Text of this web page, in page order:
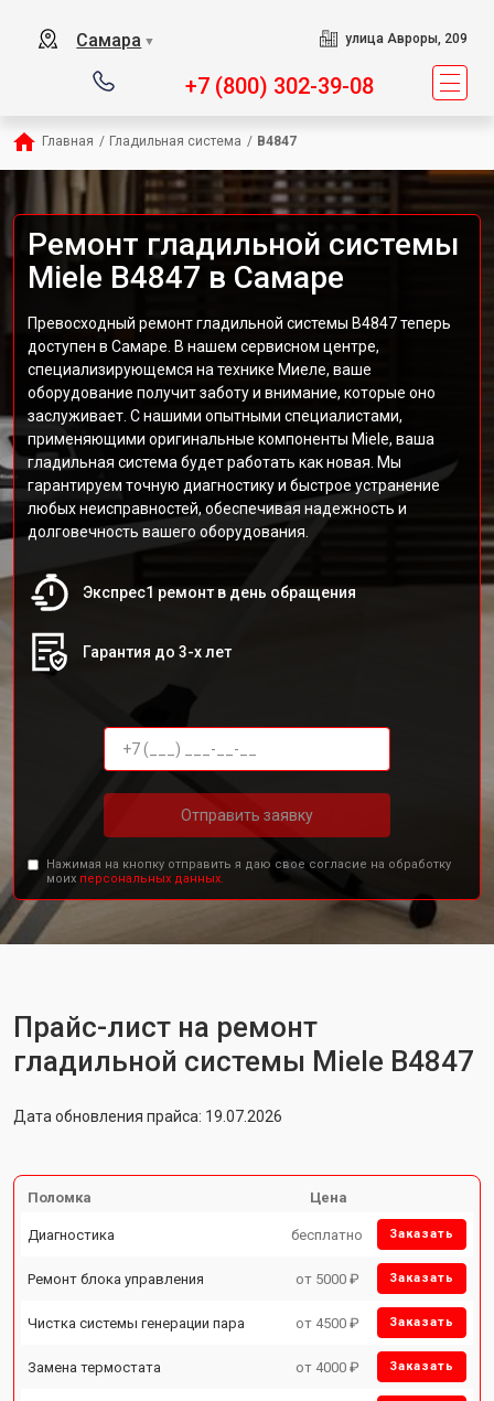
Самара ▼ улица Авроры, 209
+7 (800) 302-39-08
Главная / Гладильная система / B4847
Ремонт гладильной системы
Miele B4847 в Самаре
Превосходный ремонт гладильной системы B4847 теперь
доступен в Самаре. В нашем сервисном центре,
специализирующемся на технике Миеле, ваше
оборудование получит заботу и внимание, которые оно
заслуживает. С нашими опытными специалистами,
применяющими оригинальные компоненты Miele, ваша
гладильная система будет работать как новая. Мы
гарантируем точную диагностику и быстрое устранение
любых неисправностей, обеспечивая надежность и
долговечность вашего оборудования.
Экспрес1 ремонт в день обращения
Гарантия до 3-х лет
Отправить заявку
Нажимая на кнопку отправить я даю свое согласие на обработку
моих персональных данных.
Прайс-лист на ремонт
гладильной системы Miele B4847
Дата обновления прайса: 19.07.2026
Поломка Цена
Диагностика бесплатно Заказать
Ремонт блока управления от 5000 ₽ Заказать
Чистка системы генерации пара от 4500 ₽ Заказать
Замена термостата от 4000 ₽ Заказать